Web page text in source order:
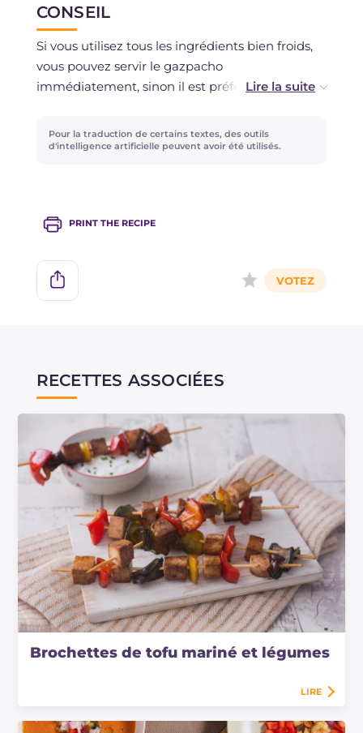
légèrement. Nous déconseillons la congélation.
CONSEIL
Si vous utilisez tous les ingrédients bien froids,
vous pouvez servir le gazpacho
immédiatement, sinon il est préférable de le
heures avant de le servir.
Pour la traduction de certains textes, des outils
d'intelligence artificielle peuvent avoir été utilisés.
PRINT THE RECIPE
RECETTES ASSOCIÉES
Brochettes de tofu mariné et légumes
LIRE